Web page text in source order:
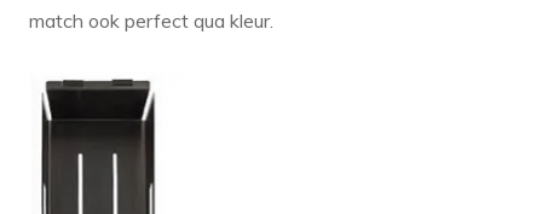
match ook perfect qua kleur.